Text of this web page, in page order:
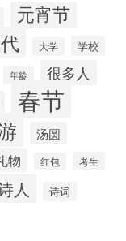
元宵节
大学 学校
年龄 很多人
春节
汤圆
物 红包 考生
人 诗词